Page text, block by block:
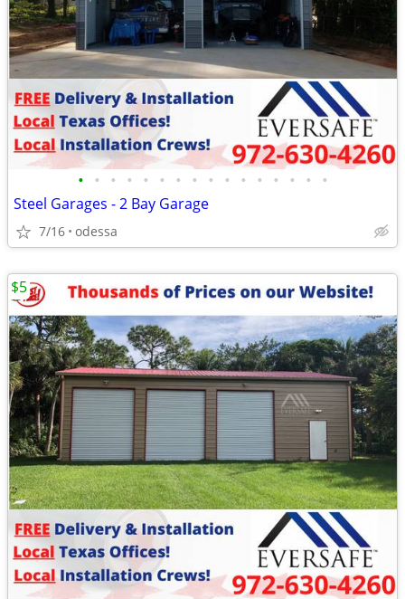
• • • • • • • • • • • • • • • •
Steel Garages - 2 Bay Garage
7/16 odessa
$5